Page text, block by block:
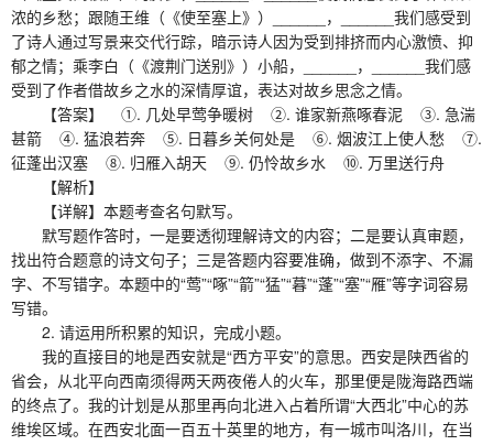
浓的乡愁；跟随王维（《使至塞上》）______，______我们感受到
了诗人通过写景来交代行踪，暗示诗人因为受到排挤而内心激愤、抑
郁之情；乘李白（《渡荆门送别》）小船，______，______我们感
受到了作者借故乡之水的深情厚谊，表达对故乡思念之情。
【答案】 ①. 几处早莺争暖树 ②. 谁家新燕啄春泥 ③. 急湍
甚箭 ④. 猛浪若奔 ⑤. 日暮乡关何处是 ⑥. 烟波江上使人愁 ⑦.
征蓬出汉塞 ⑧. 归雁入胡天 ⑨. 仍怜故乡水 ⑩. 万里送行舟
【解析】
【详解】本题考查名句默写。
默写题作答时，一是要透彻理解诗文的内容；二是要认真审题，
找出符合题意的诗文句子；三是答题内容要准确，做到不添字、不漏
字、不写错字。本题中的“莺”“啄”“箭”“猛”“暮”“蓬”“塞”“雁”等字词容易
写错。
2. 请运用所积累的知识，完成小题。
我的直接目的地是西安就是“西方平安”的意思。西安是陕西省的
省会，从北平向西南须得两天两夜倦人的火车，那里便是陇海路西端
的终点了。我的计划是从那里再向北进入占着所谓“大西北”中心的苏
维埃区域。在西安北面一百五十英里的地方，有一城市叫洛川，在当